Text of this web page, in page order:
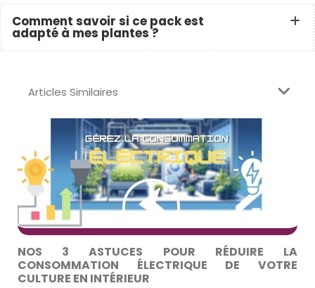
Comment savoir si ce pack est
adapté à mes plantes ?
Articles Similaires
NOS 3 ASTUCES POUR RÉDUIRE LA
CONSOMMATION ÉLECTRIQUE DE VOTRE
CULTURE EN INTÉRIEUR